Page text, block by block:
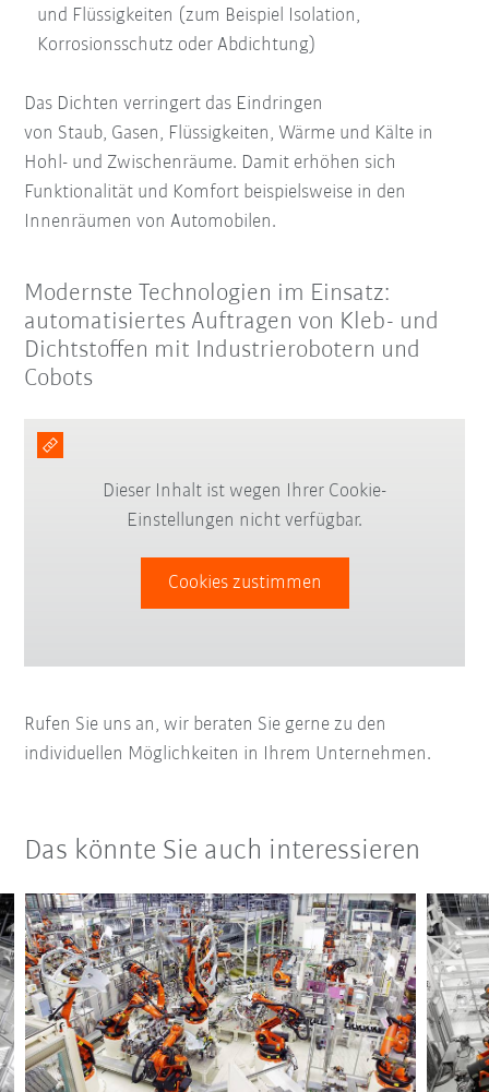
und Flüssigkeiten (zum Beispiel Isolation,
Korrosionsschutz oder Abdichtung)
Das Dichten verringert das Eindringen
von Staub, Gasen, Flüssigkeiten, Wärme und Kälte in
Hohl- und Zwischenräume. Damit erhöhen sich
Funktionalität und Komfort beispielsweise in den
Innenräumen von Automobilen.
Modernste Technologien im Einsatz:
automatisiertes Auftragen von Kleb- und
Dichtstoffen mit Industrierobotern und
Cobots
Dieser Inhalt ist wegen Ihrer Cookie-
Einstellungen nicht verfügbar.
Cookies zustimmen
Rufen Sie uns an, wir beraten Sie gerne zu den
individuellen Möglichkeiten in Ihrem Unternehmen.
Das könnte Sie auch interessieren